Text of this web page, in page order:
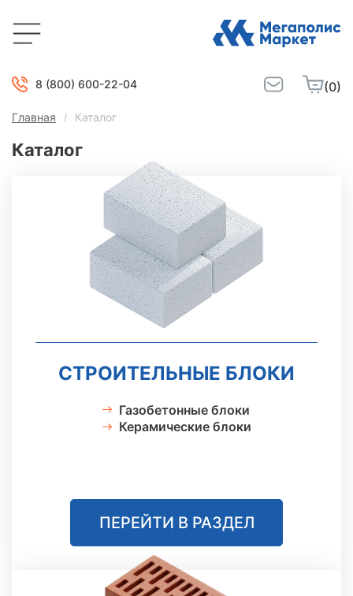
8 (800) 600-22-04 (0)
Главная Каталог
Каталог
СТРОИТЕЛЬНЫЕ БЛОКИ
Газобетонные блоки
Керамические блоки
ПЕРЕЙТИ В РАЗДЕЛ